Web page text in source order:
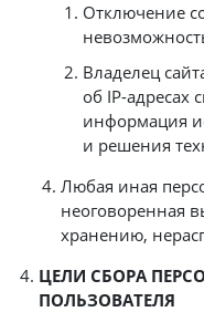
Отключение
Владелец
об IP-адресах
информация
и решения
Любая иная
неоговоренная
хранению,
ЦЕЛИ СБОРА
ПОЛЬЗОВАТЕЛЯ